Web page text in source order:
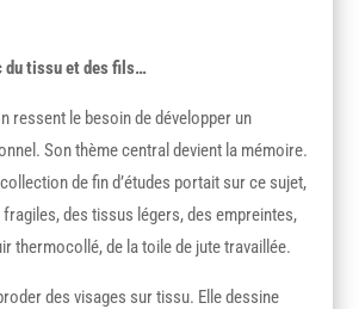
du tissu et des fils…
ressent le besoin de développer un
Son thème central devient la mémoire.
collection de fin d’études portait sur ce sujet,
des tissus légers, des empreintes,
thermocollé, de la toile de jute travaillée.
des visages sur tissu. Elle dessine